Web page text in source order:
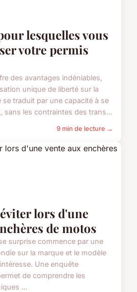
lesquelles vous
votre permis
des avantages indéniables,
unique de liberté sur la
se traduit par une capacité à se
sans les contraintes des trans...
9 min de lecture →
lors d'une
de motos
surprise commence par une
sur la marque et le modèle
Une enquête
de comprendre les
...